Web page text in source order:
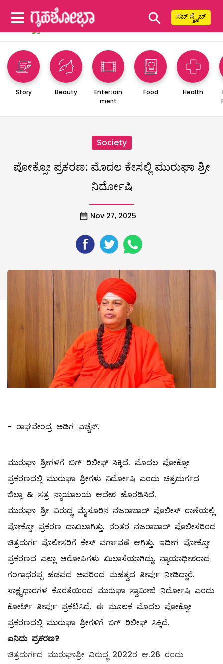
⚲ ಸಬ್ ಸ್ಕ್ರೈಬ್
Story Beauty
Entertain
ment
Food Health
Society
ಪೋಕ್ಸೋ ಪ್ರಕರಣ: ಮೊದಲ ಕೇಸಲ್ಲಿ ಮುರುಘಾ ಶ್ರೀ
ನಿರ್ದೋಷಿ
Nov 27, 2025
- ರಾಘವೇಂದ್ರ ಅಡಿಗ ಎಚ್ಚೆನ್.
ಮುರುಘಾ ಶ್ರೀಗಳಿಗೆ ಬಿಗ್ ರಿಲೀಫ್ ಸಿಕ್ಕಿದೆ. ಮೊದಲ ಪೋಕ್ಸೋ
ಪ್ರಕರಣದಲ್ಲಿ ಮುರುಘಾ ಶ್ರೀಗಳು ನಿರ್ದೋಷಿ ಎಂದು ಚಿತ್ರದುರ್ಗದ
ಜಿಲ್ಲಾ & ಸತ್ರ ನ್ಯಾಯಾಲಯ ಆದೇಶ ಹೊರಡಿಸಿದೆ.
ಮುರುಘಾ ಶ್ರೀ ವಿರುದ್ಧ ಮೈಸೂರಿನ ನಜರಾಬಾದ್ ಪೊಲೀಸ್​​​​​​​​​ ಠಾಣೆಯಲ್ಲಿ
ಪೋಕ್ಸೋ ಪ್ರಕರಣ ದಾಖಲಾಗಿತ್ತು. ನಂತರ ನಜರಾಬಾದ್​​​​​ ಪೊಲೀಸರಿಂದ
ಚಿತ್ರದುರ್ಗ ಪೊಲೀಸರಿಗೆ ಕೇಸ್​ ವರ್ಗಾವಣೆ ಆಗಿತ್ತು. ಇದೀಗ ಪೋಕ್ಸೋ
ಪ್ರಕರಣದ ಎಲ್ಲಾ ಆರೋಪಿಗಳು ಖುಲಾಸೆಯಾಗಿದ್ದು, ನ್ಯಾಯಾಧೀಶರಾದ
ಗಂಗಾಧರಪ್ಪ ಹಡಪದ ಅವರಿಂದ ಮಹತ್ವದ ತೀರ್ಪು ನೀಡಿದ್ದಾರೆ.
ಸಾಕ್ಷ್ಯಧಾರಗಳ ಕೊರತೆಯಿಂದ ಮುರುಘಾ ಸ್ವಾಮೀಜಿ ನಿರ್ದೋಷಿ ಎಂದು
ಕೋರ್ಟ್​ ತೀರ್ಪು ಪ್ರಕಟಿಸಿದೆ. ಈ ಮೂಲಕ ಮೊದಲ ಪೋಕ್ಸೋ
ಪ್ರಕರಣದಲ್ಲಿ ಮುರುಘಾ ಶ್ರೀಗಳಿಗೆ ಬಿಗ್ ರಿಲೀಫ್ ಸಿಕ್ಕಿದೆ.
ಏನಿದು ಪ್ರಕರಣ?
ಚಿತ್ರದುರ್ಗದ ಮುರುಘಾಶ್ರೀ ವಿರುದ್ಧ 2022ರ ಆ.26 ರಂದು